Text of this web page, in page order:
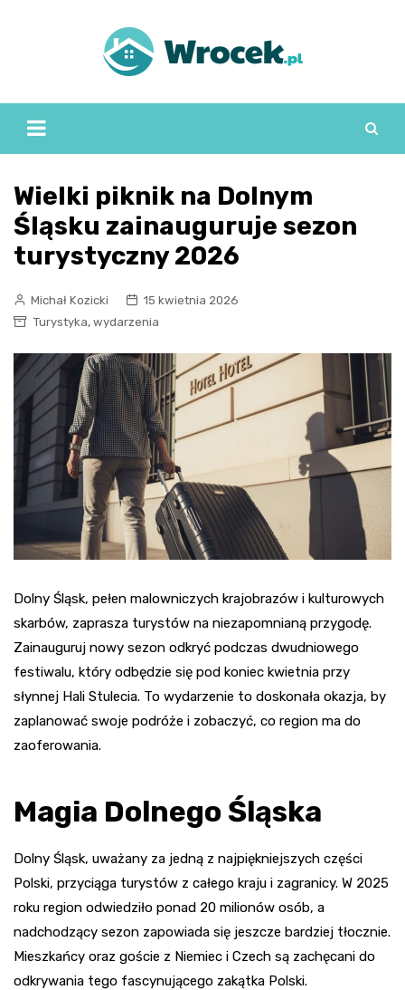
Wielki piknik na Dolnym
Śląsku zainauguruje sezon
turystyczny 2026
Michał Kozicki
15 kwietnia 2026
Turystyka, wydarzenia
Dolny Śląsk, pełen malowniczych krajobrazów i kulturowych
skarbów, zaprasza turystów na niezapomnianą przygodę.
Zainauguruj nowy sezon odkryć podczas dwudniowego
festiwalu, który odbędzie się pod koniec kwietnia przy
słynnej Hali Stulecia. To wydarzenie to doskonała okazja, by
zaplanować swoje podróże i zobaczyć, co region ma do
zaoferowania.
Magia Dolnego Śląska
Dolny Śląsk, uważany za jedną z najpiękniejszych części
Polski, przyciąga turystów z całego kraju i zagranicy. W 2025
roku region odwiedziło ponad 20 milionów osób, a
nadchodzący sezon zapowiada się jeszcze bardziej tłocznie.
Mieszkańcy oraz goście z Niemiec i Czech są zachęcani do
odkrywania tego fascynującego zakątka Polski.